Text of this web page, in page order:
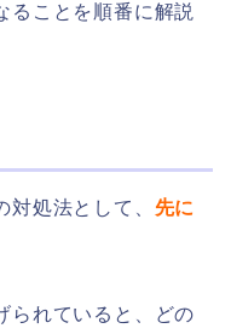
ることを順番に解説
処法として、 先に
られていると、どの